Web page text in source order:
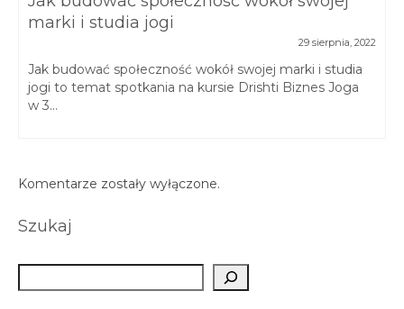
marki i studia jogi
29 sierpnia, 2022
Jak budować społeczność wokół swojej marki i studia
jogi to temat spotkania na kursie Drishti Biznes Joga
w 3...
Komentarze zostały wyłączone.
Szukaj